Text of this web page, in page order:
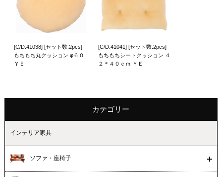
[C/D:41038] [セット数:2pcs]
もちもち丸クッション φ６０
ＹＥ
[C/D:41041] [セット数:2pcs]
もちもちシートクッション ４
２＊４０ｃｍ ＹＥ
カテゴリー
インテリア家具
ソファ・座椅子